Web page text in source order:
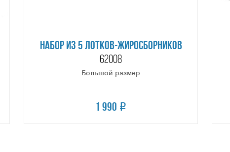
НАБОР ИЗ 5 ЛОТКОВ-ЖИРОСБОРНИКОВ
62008
Большой размер
1 990